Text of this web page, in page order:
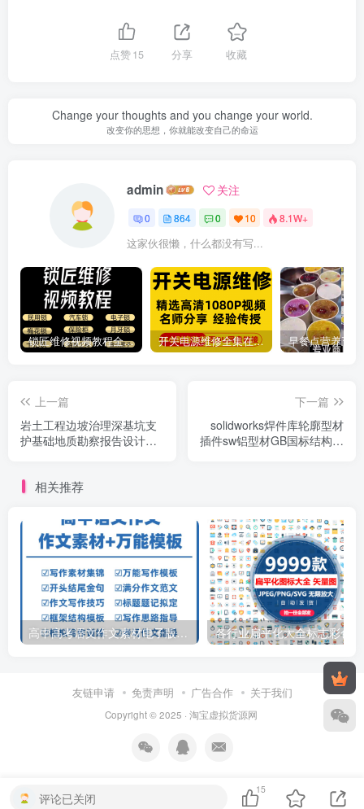
点赞15 分享 收藏
Change your thoughts and you change your world.
改变你的思想，你就能改变自己的命运
admin 关注
0 864 0 10 8.1W+
这家伙很懒，什么都没有写...
锁匠维修视频教程全套从入门到精通技巧培训学习在线自学课程 开关电源维修全集在线视频教程新手零基础课程教程从入门到精通
上一篇
岩土工程边坡治理深基坑支
护基础地质勘察报告设计方
下一篇
solidworks焊件库轮廓型材
插件sw铝型材GB国标结构件
相关推荐
高中高考语文作文素材电子版满分作文写作通用模板及范文句子
友链申请 免责声明 广告合作 关于我们
Copyright © 2025 · 淘宝虚拟货源网
评论已关闭
15